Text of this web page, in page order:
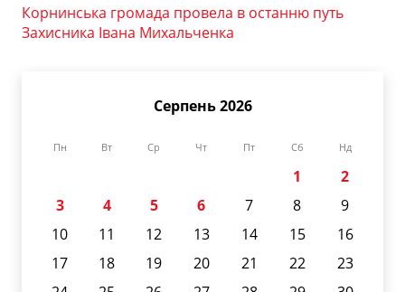
Корнинська громада провела в останню путь
Захисника Івана Михальченка
Серпень 2026
Пн Вт Ср Чт Пт Сб Нд
1
2
3
4 5 6 7 8
9
10
11 12 13 14 15
16
17
18 19 20 21 22
23